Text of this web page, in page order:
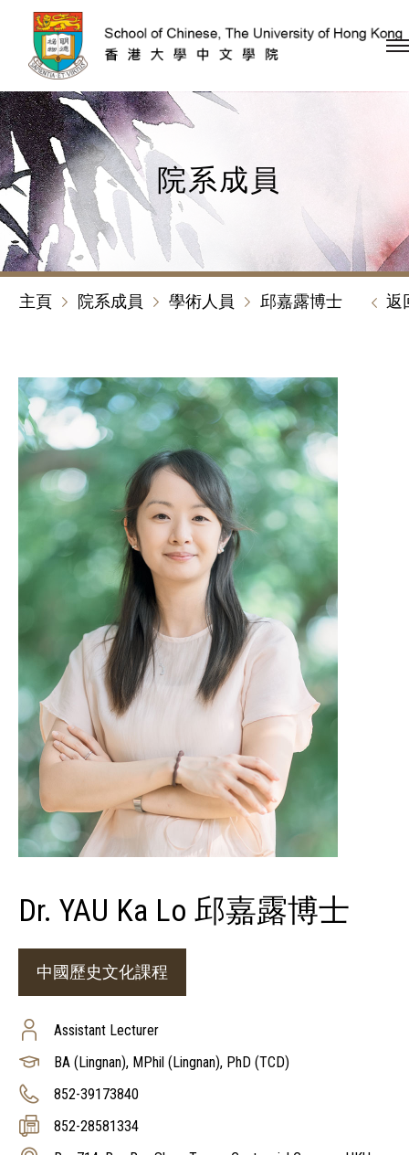
跳到內容（按回車鍵）
院系成員
主頁 院系成員 學術人員 邱嘉露博士 返
Dr. YAU Ka Lo 邱嘉露博士
中國歷史文化課程
Assistant Lecturer
BA (Lingnan), MPhil (Lingnan), PhD (TCD)
852-39173840
852-28581334